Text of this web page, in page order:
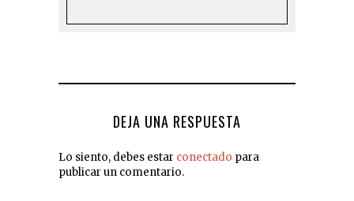
DEJA UNA RESPUESTA
Lo siento, debes estar conectado para
publicar un comentario.